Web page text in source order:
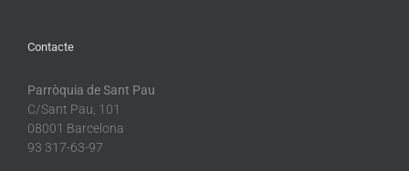
Contacte
Parròquia de Sant Pau
C/Sant Pau, 101
08001 Barcelona
93 317-63-97